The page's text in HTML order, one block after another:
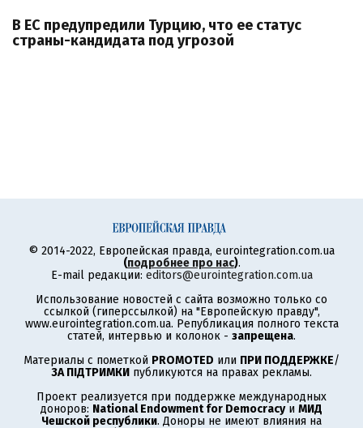
В ЕС предупредили Турцию, что ее статус
страны-кандидата под угрозой
© 2014-2022, Европейская правда, eurointegration.com.ua
(подробнее про нас).
E-mail редакции: editors@eurointegration.com.ua
Использование новостей с сайта возможно только со
ссылкой (гиперссылкой) на "Европейскую правду",
www.eurointegration.com.ua. Републикация полного текста
статей, интервью и колонок - запрещена.
Материалы с пометкой PROMOTED или ПРИ ПОДДЕРЖКЕ/
ЗА ПІДТРИМКИ публикуются на правах рекламы.
Проект реализуется при поддержке международных
доноров: National Endowment for Democracyи МИД
Чешской республики. Доноры не имеют влияния на